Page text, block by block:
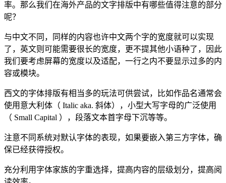
率。那么我们在海外产品的文字排版中有哪些值得注意的部分
呢？
与中文不同，同样的内容也许中文两个字的宽度就可以实现
了，英文则可能需要很长的宽度，更不提其他小语种了，因此
我们要考虑屏幕的宽度以及适配，一行之内不要显示过多的内
容或模块。
西文的字体排版有相当多的玩法可供尝试，比如作品名通常会
使用意大利体（ Italic aka. 斜体），小型大写字母的广泛使用
（ Small Capital ），段落文本首字母下沉等等。
注意不同系统对默认字体的表现，如果要嵌入第三方字体，确
保已经获得授权。
充分利用字体家族的字重选择，提高内容的层级划分，提高阅